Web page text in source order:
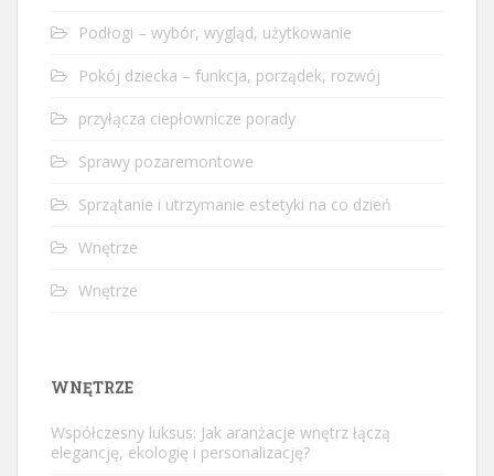
Podłogi – wybór, wygląd, użytkowanie
Pokój dziecka – funkcja, porządek, rozwój
przyłącza ciepłownicze porady
Sprawy pozaremontowe
Sprzątanie i utrzymanie estetyki na co dzień
Wnętrze
Wnętrze
WNĘTRZE
Współczesny luksus: Jak aranżacje wnętrz łączą
elegancję, ekologię i personalizację?